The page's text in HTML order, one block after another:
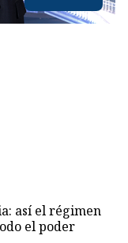
así el régimen
el poder